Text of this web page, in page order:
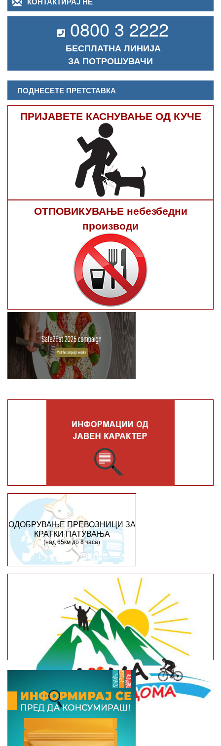
0800 3 2222
БЕСПЛАТНА ЛИНИЈА
ЗА ПОТРОШУВАЧИ
ПОДНЕСЕТЕ ПРЕТСТАВКА
ПРИЈАВЕТЕ КАСНУВАЊЕ ОД КУЧЕ
ОТПОВИКУВАЊЕ небезбедни
производи
ОДОБРУВАЊЕ ПРЕВОЗНИЦИ ЗА
КРАТКИ ПАТУВАЊА
(над 65км до 8 часа)